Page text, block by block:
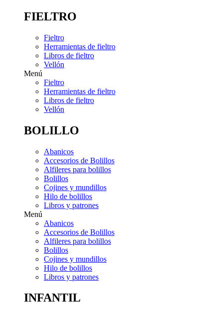
FIELTRO
Fieltro
Herramientas de fieltro
Libros de fieltro
Vellón
Menú
Fieltro
Herramientas de fieltro
Libros de fieltro
Vellón
BOLILLO
Abanicos
Accesorios de Bolillos
Alfileres para bolillos
Bolillos
Cojines y mundillos
Hilo de bolillos
Libros y patrones
Menú
Abanicos
Accesorios de Bolillos
Alfileres para bolillos
Bolillos
Cojines y mundillos
Hilo de bolillos
Libros y patrones
INFANTIL